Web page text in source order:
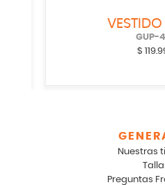
VESTIDO
GUP-
$
Nuestras
Preguntas